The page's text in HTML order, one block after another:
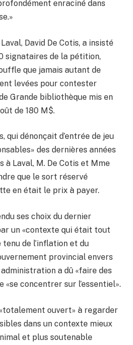
enraciné dans
David De Cotis, a insisté
signataires de la pétition,
que jamais autant de
levées pour contester
Grande bibliothèque mis en
de 180 M$.
qui dénonçait d’entrée de jeu
des dernières années
à Laval, M. De Cotis et Mme
que le sort réservé
en était le prix à payer.
ses choix du dernier
un «contexte qui était tout
de l’inflation et du
provincial envers
a dû «faire des
«se concentrer sur l’essentiel».
ouvert» à regarder
dans un contexte mieux
et plus soutenable